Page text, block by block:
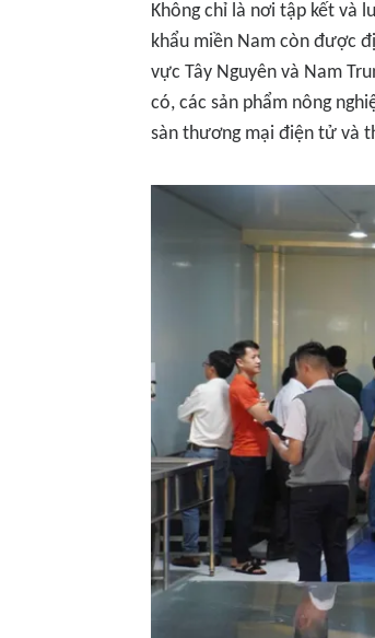
Không chỉ là nơi tập kết và
khẩu miền Nam còn được
vực Tây Nguyên và Nam
có, các sản phẩm nông
sàn thương mại điện tử và